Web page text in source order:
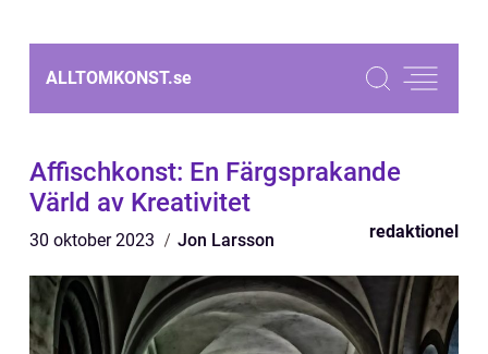
ALLTOMKONST.se
Affischkonst: En Färgsprakande
Värld av Kreativitet
30 oktober 2023 Jon Larsson redaktionel